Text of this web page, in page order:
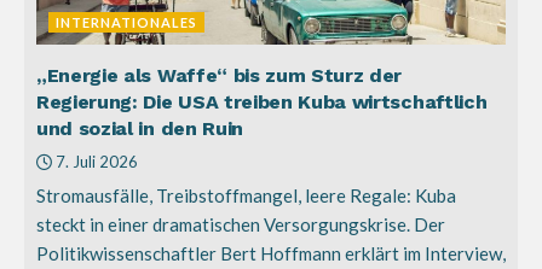
INTERNATIONALES
„Energie als Waffe“ bis zum Sturz der
Regierung: Die USA treiben Kuba wirtschaftlich
und sozial in den Ruin
7. Juli 2026
Stromausfälle, Treibstoffmangel, leere Regale: Kuba
steckt in einer dramatischen Versorgungskrise. Der
Politikwissenschaftler Bert Hoffmann erklärt im Interview,